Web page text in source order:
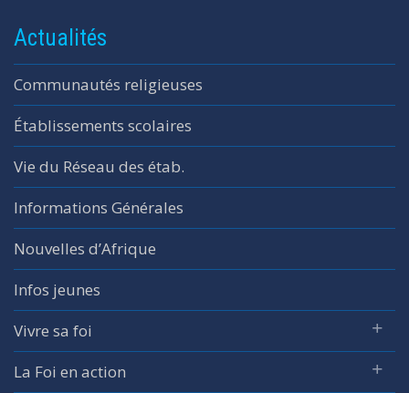
Actualités
Communautés religieuses
Établissements scolaires
Vie du Réseau des étab.
Informations Générales
Nouvelles d’Afrique
Infos jeunes
Vivre sa foi
La Foi en action